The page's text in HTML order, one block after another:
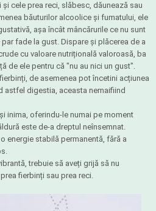
cele prea reci, slăbesc, dăunează sau
băuturilor alcoolice și fumatului, ele
așa încât mâncărurile ce nu sunt
fade la gust. Dispare și plăcerea de a
cu valoare nutrițională valoroasă, ba
de ele pentru că "nu au nici un gust".
de asemenea pot încetini acțiunea
astfel digestia, aceasta nemaifiind
inima, oferindu-le numai pe moment
este de-a dreptul neînsemnat.
energie stabilă permanentă, fără a
trebuie să aveți grijă să nu
fierbinți sau prea reci.